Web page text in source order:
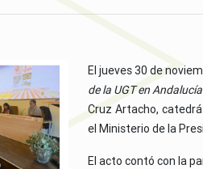
El jueves 30 de
de la UGT en
Cruz Artacho,
el Ministerio de la
El acto contó con la